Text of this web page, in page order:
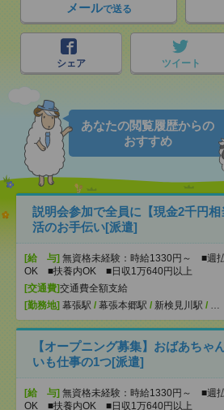
メールで送る
シェア ツイート
あなたの閲覧履歴からの
おすすめ
説明会参加で全員に【現金2千円
活のお手伝い[派遣]
[給 与] 無資格未経験：時給1330円～ ■週
OK ■扶養内OK ■日収1万640円以上
[交通費]交通費全額支給
[勤務地] 幕張駅 / 幕張本郷駅 / 新検見川駅 / …
【オープニング募集】おばあちゃ
いも仕事の1つ[派遣]
[給 与] 無資格未経験：時給1330円～ ■週
OK ■扶養内OK ■日収1万640円以上